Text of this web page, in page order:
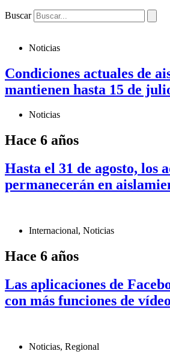
Buscar
Noticias
Condiciones actuales de
mantienen hasta 15 de
Noticias
Hace 6 años
Hasta el 31 de agosto, los
permanecerán en
Internacional, Noticias
Hace 6 años
Las aplicaciones de
con más funciones de vídeo
Noticias, Regional